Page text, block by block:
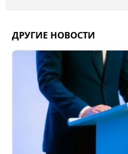
ДРУГИЕ НОВОСТИ